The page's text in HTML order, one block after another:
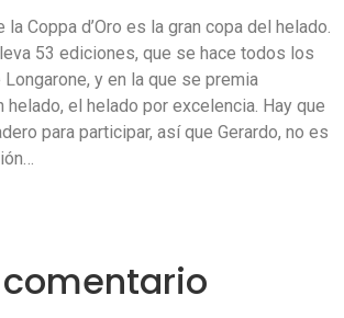
Coppa d’Oro es la gran copa del helado.
53 ediciones, que se hace todos los
y en la que se premia
helado, el helado por excelencia. Hay que
para participar, así que Gerardo, no es